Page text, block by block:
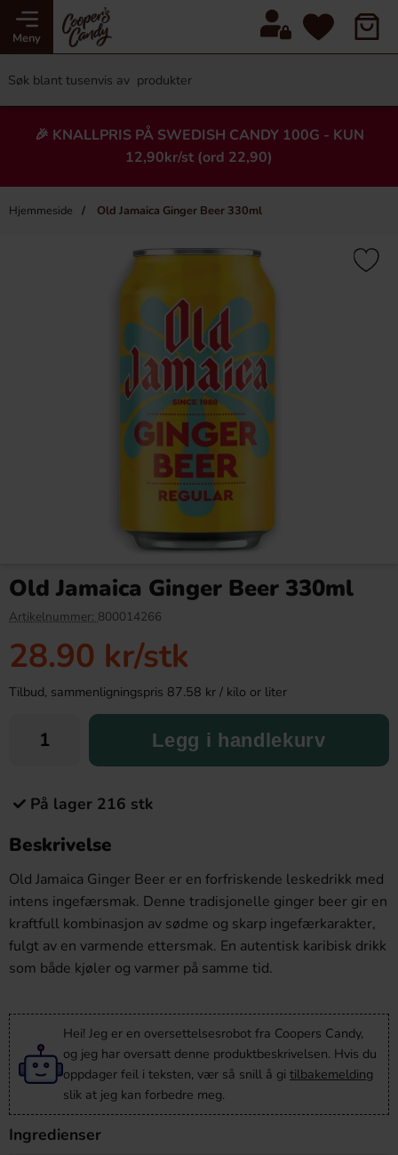
Meny
🎉 KNALLPRIS PÅ SWEDISH CANDY 100G - KUN
12,90kr/st (ord 22,90)
Hjemmeside Old Jamaica Ginger Beer 330ml
×
50cl
Köp
Old Jamaica Ginger Beer 330ml
Artikelnummer: 800014266
28.90 kr/stk
Tilbud, sammenligningspris 87.58 kr / kilo or liter
Legg i handlekurv
På lager 216 stk
Beskrivelse
Old Jamaica Ginger Beer er en forfriskende leskedrikk med
intens ingefærsmak. Denne tradisjonelle ginger beer gir en
kraftfull kombinasjon av sødme og skarp ingefærkarakter,
fulgt av en varmende ettersmak. En autentisk karibisk drikk
som både kjøler og varmer på samme tid.
Hei! Jeg er en oversettelsesrobot fra Coopers Candy,
og jeg har oversatt denne produktbeskrivelsen. Hvis du
oppdager feil i teksten, vær så snill å gi tilbakemelding
slik at jeg kan forbedre meg.
Ingredienser